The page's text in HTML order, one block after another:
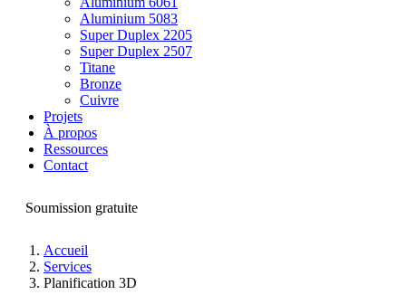
Aluminium 5083
Super Duplex 2205
Super Duplex 2507
Titane
Bronze
Cuivre
Projets
À propos
Ressources
Contact
Soumission gratuite
Accueil
Services
Planification 3D